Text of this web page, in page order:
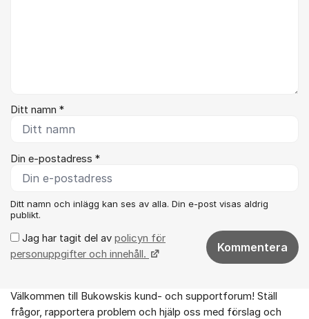
Ditt namn *
Din e-postadress *
Ditt namn och inlägg kan ses av alla. Din e-post visas aldrig
publikt.
Jag har tagit del av policyn för
personuppgifter och innehåll.
Kommentera
Om forumet
Välkommen till Bukowskis kund- och supportforum! Ställ
frågor, rapportera problem och hjälp oss med förslag och